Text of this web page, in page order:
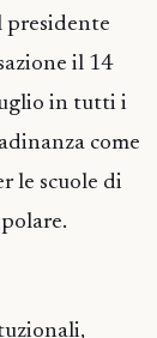
presidente
il 14
in tutti i
come
le scuole di